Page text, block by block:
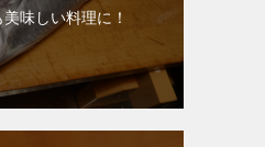
味しい料理に！